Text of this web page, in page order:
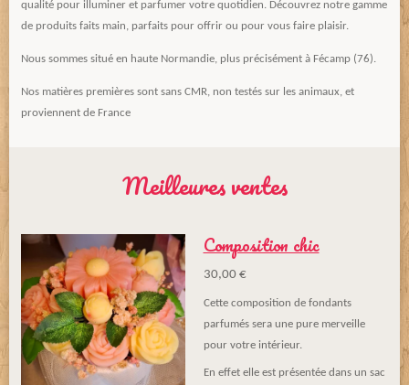
qualité pour illuminer et parfumer votre quotidien. Découvrez notre gamme
de produits faits main, parfaits pour offrir ou pour vous faire plaisir.
Nous sommes situé en haute Normandie, plus précisément à Fécamp (76).
Nos matières premières sont sans CMR, non testés sur les animaux, et
proviennent de France
Meilleures ventes
Composition chic
30,00 €
Cette composition de fondants
parfumés sera une pure merveille
pour votre intérieur.
En effet elle est présentée dans un sac